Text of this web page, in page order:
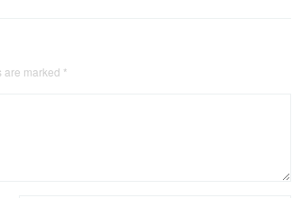
are marked *